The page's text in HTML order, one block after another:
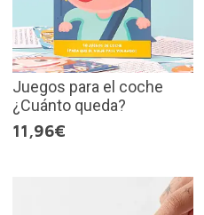
Juegos para el coche
¿Cuánto queda?
11,96€